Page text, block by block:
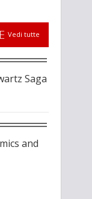
Vedi tutte
Saga
and